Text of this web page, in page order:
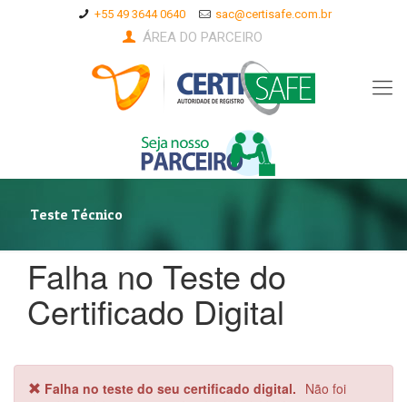
+55 49 3644 0640 sac@certisafe.com.br
ÁREA DO PARCEIRO
Teste Técnico